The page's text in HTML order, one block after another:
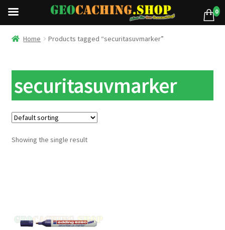
Home Products tagged “securitasuvmarker”
securitasuvmarker
Showing the single result
0